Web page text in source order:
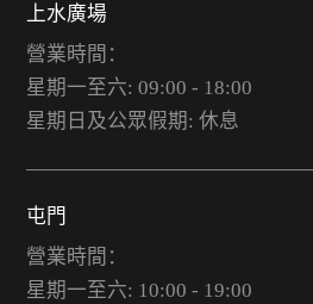
上水廣場
營業時間：
星期一至六: 09:00 - 18:00
星期日及公眾假期: 休息
屯門
營業時間：
星期一至六: 10:00 - 19:00